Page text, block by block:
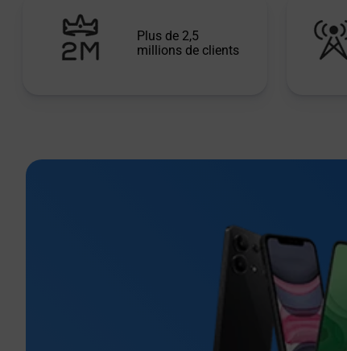
Plus de 2,5
millions de clients